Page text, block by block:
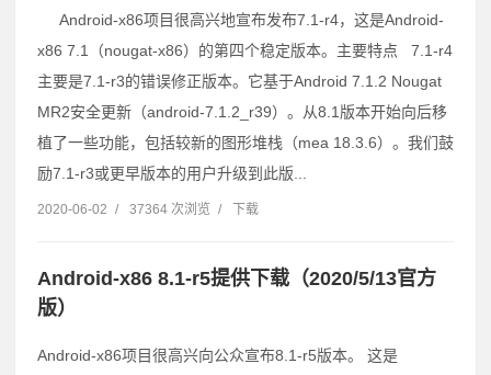
Android-x86项目很高兴地宣布发布7.1-r4，这是Android-
x86 7.1（nougat-x86）的第四个稳定版本。主要特点 7.1-r4
主要是7.1-r3的错误修正版本。它基于Android 7.1.2 Nougat
MR2安全更新（android-7.1.2_r39）。从8.1版本开始向后移
植了一些功能，包括较新的图形堆栈（mea 18.3.6）。我们鼓
励7.1-r3或更早版本的用户升级到此版...
2020-06-02 / 37364 次浏览 / 下载
Android-x86 8.1-r5提供下载（2020/5/13官方
版）
Android-x86项目很高兴向公众宣布8.1-r5版本。 这是